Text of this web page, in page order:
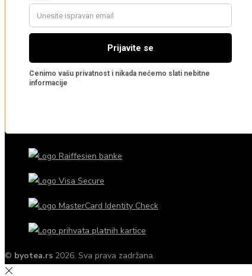
© byotea.rs 2026. Sva prava zadržana.